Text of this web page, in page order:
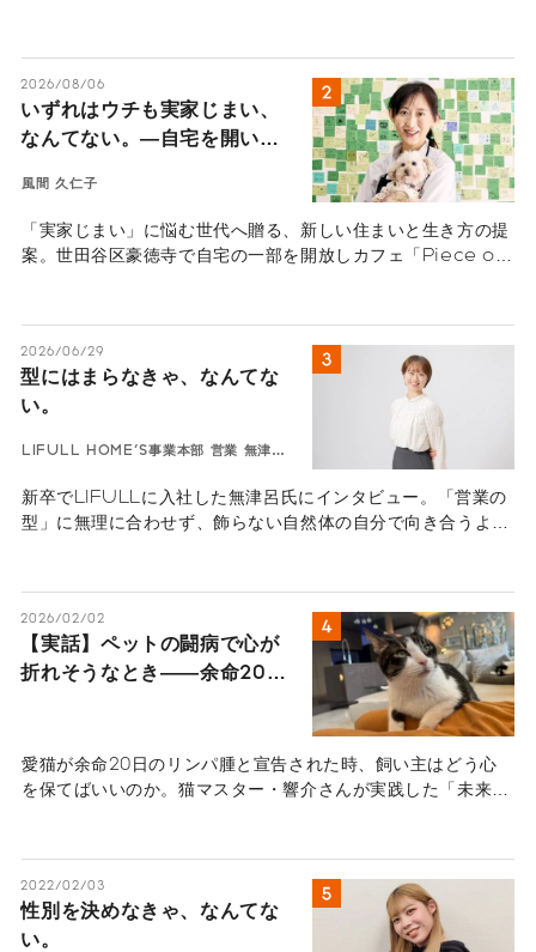
を紐解きます。悲しみを自然の摂理と捉え、遺された人間が前
を向いて生きるためのヒントが詰まったメッセージ。
2026/08/06
いずれはウチも実家じまい、
なんてない。―自宅を開いた
った。豪徳寺の小さなカフェ
から見える住まいの未来―
風間 久仁子
「実家じまい」に悩む世代へ贈る、新しい住まいと生き方の提
案。世田谷区豪徳寺で自宅の一部を開放しカフェ「Piece of
ます。
2026/06/29
型にはまらなきゃ、なんてな
い。
LIFULL HOME'S事業本部 営業 無津呂
新卒でLIFULLに入社した無津呂氏にインタビュー。「営業の
型」に無理に合わせず、飾らない自然体の自分で向き合うよう
なキャリア論。
2026/02/02
【実話】ペットの闘病で心が
折れそうなとき――余命20日
愛猫が余命20日のリンパ腫と宣告された時、飼い主はどう心
を保てばいいのか。猫マスター・響介さんが実践した「未来へ
2022/02/03
性別を決めなきゃ、なんてな
い。